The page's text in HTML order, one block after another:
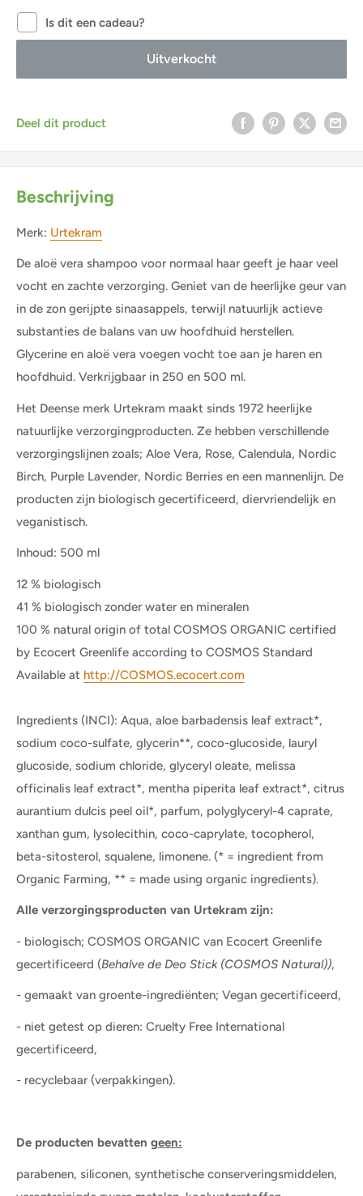
Is dit een cadeau?
Uitverkocht
Deel dit product
Beschrijving
Merk: Urtekram
De aloë vera shampoo voor normaal haar geeft je haar veel
vocht en zachte verzorging. Geniet van de heerlijke geur van
in de zon gerijpte sinaasappels, terwijl natuurlijk actieve
substanties de balans van uw hoofdhuid herstellen.
Glycerine en aloë vera voegen vocht toe aan je haren en
hoofdhuid. Verkrijgbaar in 250 en 500 ml.
Het Deense merk Urtekram maakt sinds 1972 heerlijke
natuurlijke verzorgingproducten. Ze hebben verschillende
verzorgingslijnen zoals; Aloe Vera, Rose, Calendula, Nordic
Birch, Purple Lavender, Nordic Berries en een mannenlijn. De
producten zijn biologisch gecertificeerd, diervriendelijk en
veganistisch.
Inhoud: 500 ml
12 % biologisch
41 % biologisch zonder water en mineralen
100 % natural origin of total COSMOS ORGANIC certified
by Ecocert Greenlife according to COSMOS Standard
Available at http://COSMOS.ecocert.com
Ingredients (INCI): Aqua, aloe barbadensis leaf extract*,
sodium coco-sulfate, glycerin**, coco-glucoside, lauryl
glucoside, sodium chloride, glyceryl oleate, melissa
officinalis leaf extract*, mentha piperita leaf extract*, citrus
aurantium dulcis peel oil*, parfum, polyglyceryl-4 caprate,
xanthan gum, lysolecithin, coco-caprylate, tocopherol,
beta-sitosterol, squalene, limonene. (* = ingredient from
Organic Farming, ** = made using organic ingredients).
Alle verzorgingsproducten van Urtekram zijn:
- biologisch; COSMOS ORGANIC van Ecocert Greenlife
gecertificeerd (Behalve de Deo Stick (COSMOS Natural)),
- gemaakt van groente-ingrediënten; Vegan gecertificeerd,
- niet getest op dieren: Cruelty Free International
gecertificeerd,
- recyclebaar (verpakkingen).
De producten bevatten geen:
parabenen, siliconen, synthetische conserveringsmiddelen,